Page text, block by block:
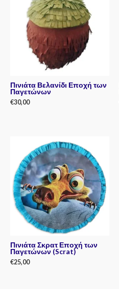
Πινιάτα Βελανίδι Εποχή των
Παγετώνων
€30,00
Πινιάτα Σκρατ Εποχή των
Παγετώνων (Scrat)
€25,00